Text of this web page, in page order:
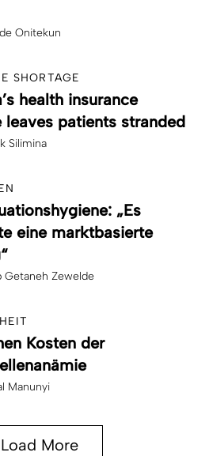
Onitekun
SHORTAGE
health insurance
leaves patients stranded
Silimina
„Es
eine marktbasierte
Getaneh Zewelde
Kosten der
Manunyi
Load More